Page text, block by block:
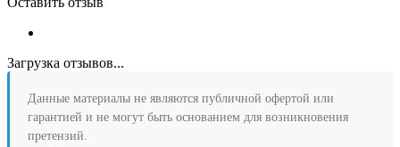
Загрузка отзывов...
Данные материалы не являются публичной офертой или
гарантией и не могут быть основанием для возникновения
претензий.